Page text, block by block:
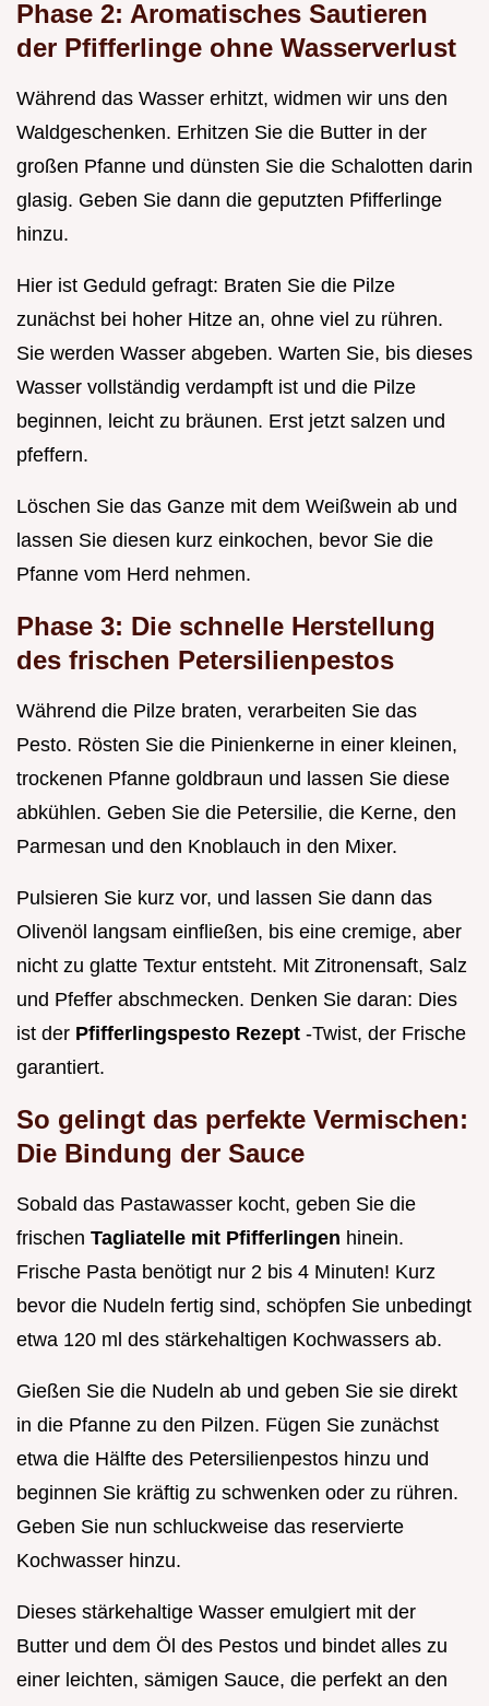
Phase 2: Aromatisches Sautieren
der Pfifferlinge ohne Wasserverlust
Während das Wasser erhitzt, widmen wir uns den
Waldgeschenken. Erhitzen Sie die Butter in der
großen Pfanne und dünsten Sie die Schalotten darin
glasig. Geben Sie dann die geputzten Pfifferlinge
hinzu.
Hier ist Geduld gefragt: Braten Sie die Pilze
zunächst bei hoher Hitze an, ohne viel zu rühren.
Sie werden Wasser abgeben. Warten Sie, bis dieses
Wasser vollständig verdampft ist und die Pilze
beginnen, leicht zu bräunen. Erst jetzt salzen und
pfeffern.
Löschen Sie das Ganze mit dem Weißwein ab und
lassen Sie diesen kurz einkochen, bevor Sie die
Pfanne vom Herd nehmen.
Phase 3: Die schnelle Herstellung
des frischen Petersilienpestos
Während die Pilze braten, verarbeiten Sie das
Pesto. Rösten Sie die Pinienkerne in einer kleinen,
trockenen Pfanne goldbraun und lassen Sie diese
abkühlen. Geben Sie die Petersilie, die Kerne, den
Parmesan und den Knoblauch in den Mixer.
Pulsieren Sie kurz vor, und lassen Sie dann das
Olivenöl langsam einfließen, bis eine cremige, aber
nicht zu glatte Textur entsteht. Mit Zitronensaft, Salz
und Pfeffer abschmecken. Denken Sie daran: Dies
ist der Pfifferlingspesto Rezept -Twist, der Frische
garantiert.
So gelingt das perfekte Vermischen:
Die Bindung der Sauce
Sobald das Pastawasser kocht, geben Sie die
frischen Tagliatelle mit Pfifferlingen hinein.
Frische Pasta benötigt nur 2 bis 4 Minuten! Kurz
bevor die Nudeln fertig sind, schöpfen Sie unbedingt
etwa 120 ml des stärkehaltigen Kochwassers ab.
Gießen Sie die Nudeln ab und geben Sie sie direkt
in die Pfanne zu den Pilzen. Fügen Sie zunächst
etwa die Hälfte des Petersilienpestos hinzu und
beginnen Sie kräftig zu schwenken oder zu rühren.
Geben Sie nun schluckweise das reservierte
Kochwasser hinzu.
Dieses stärkehaltige Wasser emulgiert mit der
Butter und dem Öl des Pestos und bindet alles zu
einer leichten, sämigen Sauce, die perfekt an den